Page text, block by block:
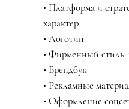
• Платформа и
характер
• Логотип
• Фирменный
• Брендбук
• Рекламные
• Оформление